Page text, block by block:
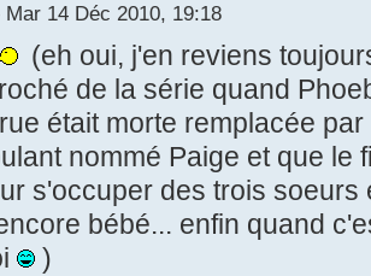
Mar 14 Déc 2010, 19:18
(eh oui, j'en reviens
de la série quand
était morte remplacée
nommé Paige et que le
s'occuper des trois
bébé... enfin quand
)